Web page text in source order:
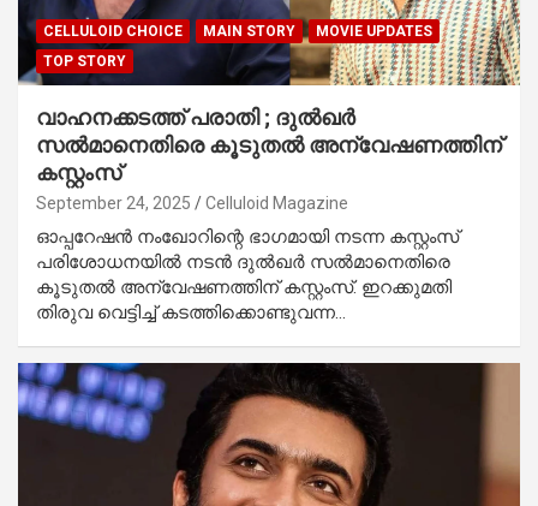
CELLULOID CHOICE MAIN STORY
MOVIE UPDATES
TOP STORY
വാഹനക്കടത്ത് പരാതി ; ദുൽഖർ
സൽമാനെതിരെ കൂടുതൽ അന്വേഷണത്തിന്
കസ്റ്റംസ്
September 24, 2025 Celluloid Magazine
ഓപ്പറേഷൻ നംഖോറിന്റെ ഭാഗമായി നടന്ന കസ്റ്റംസ്
പരിശോധനയിൽ നടൻ ദുൽഖർ സൽമാനെതിരെ
കൂടുതൽ അന്വേഷണത്തിന് കസ്റ്റംസ്. ഇറക്കുമതി
തിരുവ വെട്ടിച്ച് കടത്തിക്കൊണ്ടുവന്ന…